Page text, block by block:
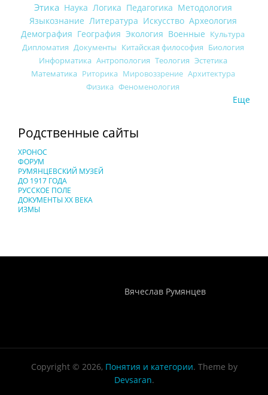
Этика Наука Логика Педагогика Методология
Языкознание Литература Искусство Археология
Демография География Экология Военные Культура
Дипломатия Документы Китайская философия Биология
Информатика Антропология Теология Эстетика
Математика Риторика Мировоззрение Архитектура
Физика Феноменология
Еще
Родственные сайты
ХРОНОС
ФОРУМ
РУМЯНЦЕВСКИЙ МУЗЕЙ
ДО 1917 ГОДА
РУССКОЕ ПОЛЕ
ДОКУМЕНТЫ XX ВЕКА
ИЗМЫ
Вячеслав Румянцев
Copyright © 2026, Понятия и категории. Theme by
Devsaran.